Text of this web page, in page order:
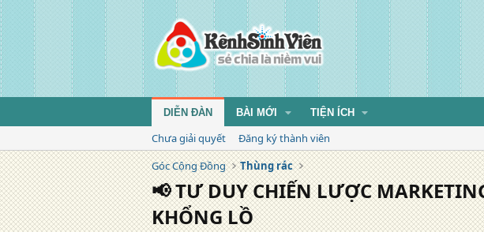
DIỄN ĐÀN BÀI MỚI TIỆN ÍCH
Chưa giải quyết
Đăng ký thành viên
Góc Cộng Đồng
Thùng rác
📢 TƯ DUY CHIẾN LƯỢC
KHỔNG LỒ